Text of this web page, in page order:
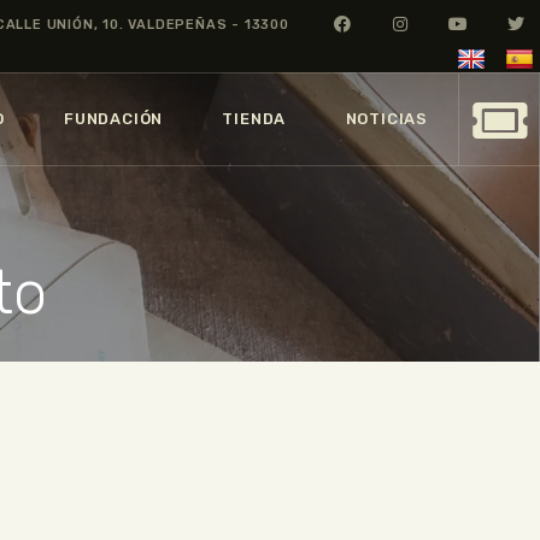
UNIÓN, 10. VALDEPEÑAS - 13300
FUNDACIÓN TIENDA NOTICIAS